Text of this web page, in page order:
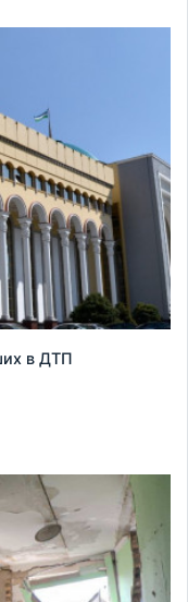
в ДТП